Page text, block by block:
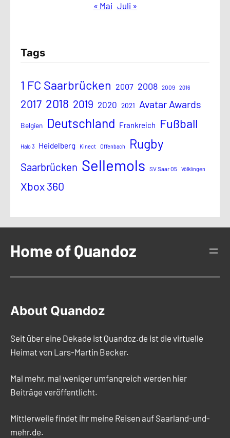
« Mai Juli »
Tags
1 FC Saarbrücken 2007 2008 2009 2016
2017 2018 2019 2020 2021 Avatar Awards
Belgien Deutschland Frankreich Fußball
Halo 3 Heidelberg Kinect Offenbach Rugby
Saarbrücken Sellemols SV Saar 05 Völklingen
Xbox 360
Home of Quandoz
About Quandoz
Seit über eine Dekade ist Quandoz.de ist die virtuelle
Heimat von Lars-Martin Becker.
Mal mehr, mal weniger umfangreich werden hier
Beiträge veröffentlicht.
Mittlerweile findet ihr meine Reisen auf Saarland-und-
mehr.de.